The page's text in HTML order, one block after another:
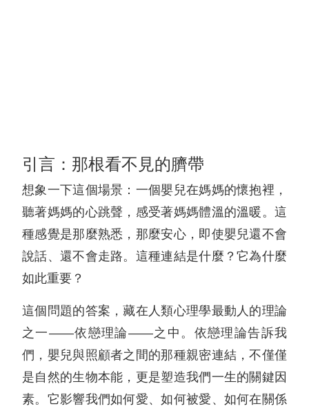
引言：那根看不見的臍帶
想象一下這個場景：一個嬰兒在媽媽的懷抱裡，
聽著媽媽的心跳聲，感受著媽媽體溫的溫暖。這
種感覺是那麼熟悉，那麼安心，即使嬰兒還不會
說話、還不會走路。這種連結是什麼？它為什麼
如此重要？
這個問題的答案，藏在人類心理學最動人的理論
之一——依戀理論——之中。依戀理論告訴我
們，嬰兒與照顧者之間的那種親密連結，不僅僅
是自然的生物本能，更是塑造我們一生的關鍵因
素。它影響我們如何愛、如何被愛、如何在關係